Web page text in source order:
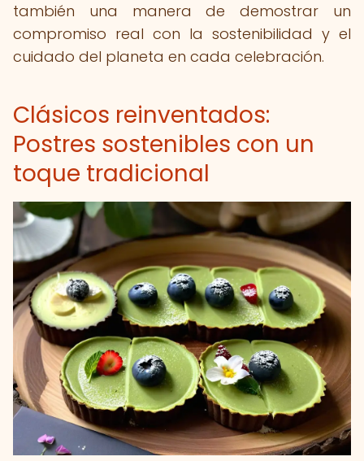
también una manera de demostrar un
compromiso real con la sostenibilidad y el
cuidado del planeta en cada celebración.
Clásicos reinventados:
Postres sostenibles con un
toque tradicional